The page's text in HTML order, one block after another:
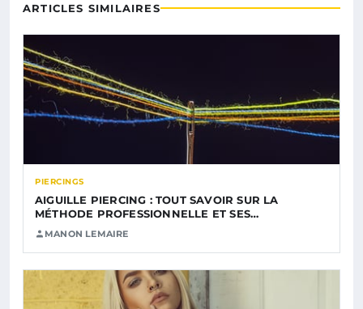
ARTICLES SIMILAIRES
PIERCINGS
AIGUILLE PIERCING : TOUT SAVOIR SUR LA
MÉTHODE PROFESSIONNELLE ET SES…
MANON LEMAIRE